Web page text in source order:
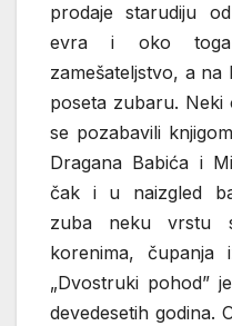
prodaje starudiju
evra i oko toga
zamešateljstvo, a
poseta zubaru. Neki
se pozabavili
Dragana Babića i
čak i u naizgled
zuba neku vrstu
korenima, čupanja
„Dvostruki pohod”
devedesetih godina.